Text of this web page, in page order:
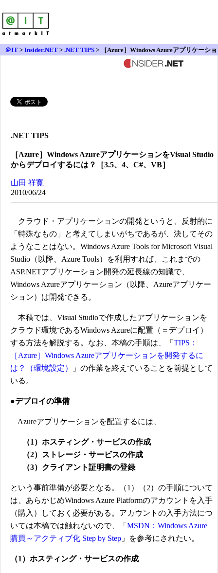
＠IT > Insider.NET > .NET TIPS > ［Azure］Windows Azureアプリケーショ
ンをVisual Studioからデプロイするには？［3.5、4、C#、VB］
.NET TIPS
［Azure］Windows AzureアプリケーションをVisual Studio
からデプロイするには？［3.5、4、C#、VB］
山田 祥寛
2010/06/24
クラウド・アプリケーションの開発というと、反射的に
「特殊なもの」と考えてしまいがちであるが、決してその
ようなことはない。Windows Azure Tools for Microsoft Visual
Studio（以降、Azure Tools）を利用すれば、これまでの
ASP.NETアプリケーション開発の延長線の知識で、
Windows Azureアプリケーション（以降、Azureアプリケー
ション）は開発できる。
本稿では、Visual Studioで作成したアプリケーションを
クラウド環境であるWindows Azureに配置（＝デプロイ）
する方法を解説する。なお、本稿の手順は、「 TIPS：
［Azure］Windows Azureアプリケーションを開発するに
は？（環境設定）
」の作業を終えていることを前提として
いる。
●デプロイの準備
Azureアプリケーションを配置するには、
（1）ホスティング・サービスの作成
（2）ストレージ・サービスの作成
（3）クライアント証明書の登録
という事前準備が必要となる。（1）（2）の手順について
は、あらかじめWindows Azure Platformのアカウントを入手
（購入）しておく必要がある。アカウントの入手方法につ
いては本稿では触れないので、「 MSDN：Windows Azure
購買～アクティブ化 Step by Step 」を参考にされたい。
（1）ホスティング・サービスの作成